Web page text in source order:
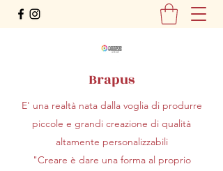
Brapus
E' una realtà nata dalla voglia di produrre
piccole e grandi creazione di qualità
altamente personalizzabili
"Creare è dare una forma al proprio